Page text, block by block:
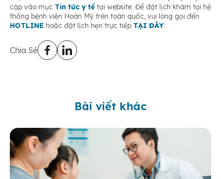
cập vào mục Tin tức y tế tại website. Để đặt lịch khám tại hệ
thống bệnh viện Hoàn Mỹ trên toàn quốc, vui lòng gọi đến
HOTLINE hoặc đặt lịch hẹn trực tiếp TẠI ĐÂY.
Chia Sẻ
Bài viết khác